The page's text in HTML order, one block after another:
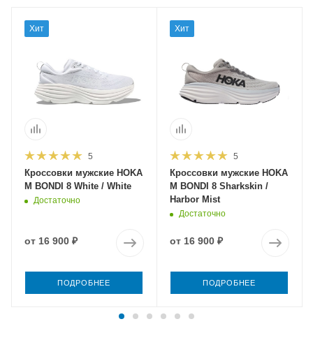
Хит
5
Кроссовки мужские HOKA
M BONDI 8 White / White
Достаточно
от 16 900 ₽
ПОДРОБНЕЕ
Хит
5
Кроссовки мужские HOKA
M BONDI 8 Sharkskin /
Harbor Mist
Достаточно
от 16 900 ₽
ПОДРОБНЕЕ